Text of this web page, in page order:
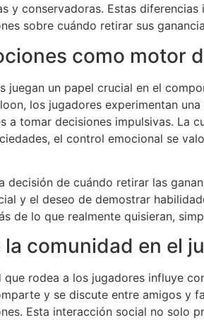
y conservadoras. Estas
sobre cuándo retirar sus
como motor
juegan un papel crucial en el
los jugadores experimentan
a tomar decisiones impulsivas. La
el control emocional se
decisión de cuándo retirar las
y el deseo de demostrar
de lo que realmente quisieran,
la comunidad en el
que rodea a los jugadores influye
y se discute entre amigos y
Esta interacción social no solo